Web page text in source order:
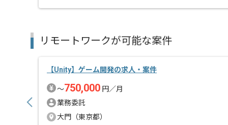
ゲームに対するモチベーションを高く持ち続けていけ
フルリモートで参画いただけます。
リモートワークが可能な案件
【Unity】ゲーム開発の求人・案件
〜750,000 円／月
業務委託
大門（東京都）